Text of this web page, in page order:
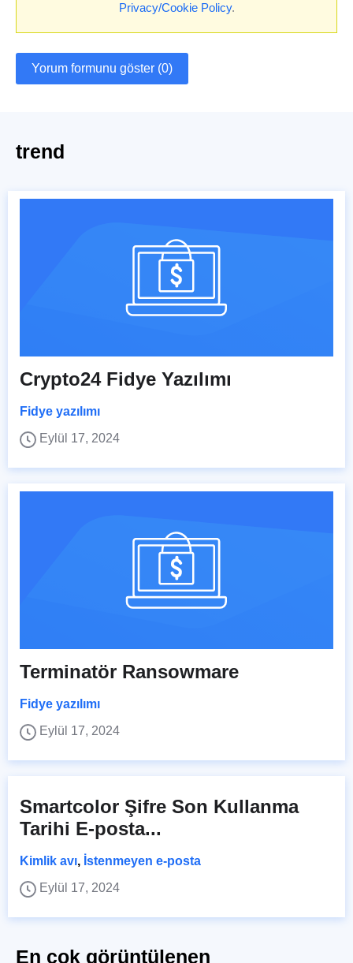
Privacy/Cookie Policy.
Yorum formunu göster (0)
trend
Crypto24 Fidye Yazılımı
Fidye yazılımı
Eylül 17, 2024
Terminatör Ransowmare
Fidye yazılımı
Eylül 17, 2024
Smartcolor Şifre Son Kullanma
Tarihi E-posta...
Kimlik avı, İstenmeyen e-posta
Eylül 17, 2024
En çok görüntülenen